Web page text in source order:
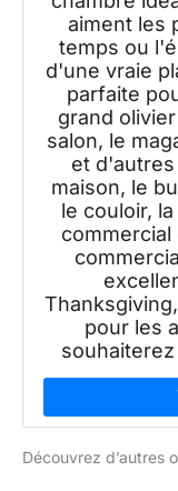
aiment les
temps ou
d'une vraie
parfaite
grand
salon, le
et
maison, le
le couloir,
pour les
Découvrez d’autres